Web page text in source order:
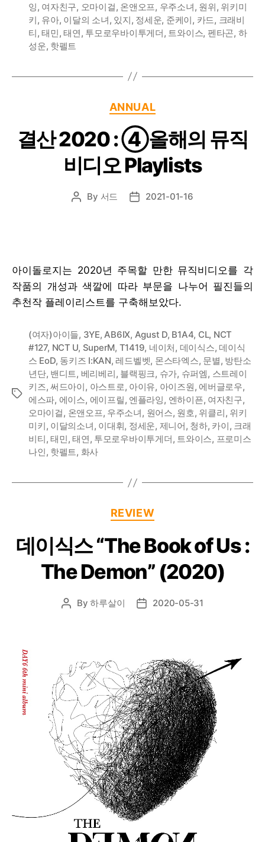
잉, 여자친구, 오마이걸, 온앤오프, 우주소녀, 원위, 위키미
키, 유아, 이달의 소녀, 있지, 정세운, 준케이, 카드, 크래비
티,태민,태연, 투모로우바이투게더, 트와이스, 펜타곤, 하
성운, 핫펠트
Categories
ANNUAL
결산 2020 : ④올해의 뮤직
비디오 Playlists
Post
By 서드
Post2021-01-16
아이돌로지는 2020년 주목할 만한 뮤직비디오를 각
작품의 개성과 색깔에 따라 부문을 나누어 필진들의
추천작 플레이리스트를 구축해보았다.
Tags
(여자)아이들, 3YE,AB6IX, Agust D, B1A4, CL, NCT
#127, NCT U, SuperM, T1419, 네이처, 데이식스,데이식
스 EoD, 동키즈 I:KAN, 레드벨벳, 몬스타엑스, 문별, 방탄소
년단, 밴디트, 베리베리, 블랙핑크, 슈가, 슈퍼엠, 스트레이
키즈, 써드아이, 아스트로, 아이유, 아이즈원, 에버글로우,
에스파, 에이스, 에이프릴, 엔플라잉, 엔하이픈, 여자친구,
오마이걸, 온앤오프, 우주소녀, 원어스, 원호, 위클리, 위키
미키, 이달의소녀, 이대휘, 정세운, 제니어, 청하, 카이, 크래
비티, 태민, 태연, 투모로우바이투게더, 트와이스, 프로미스
나인, 핫펠트, 화사
Categories
REVIEW
데이식스 “The Book of Us :
The Demon” (2020)
PostBy하루살이
Post2020-05-31